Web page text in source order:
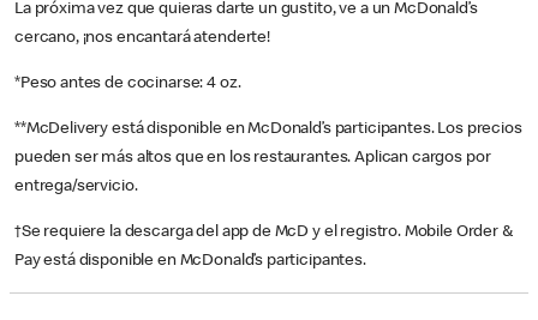
La próxima vez que quieras darte un gustito, ve a un McDonald’s
cercano, ¡nos encantará atenderte!
*Peso antes de cocinarse: 4 oz.
**McDelivery está disponible en McDonald’s participantes. Los precios
pueden ser más altos que en los restaurantes. Aplican cargos por
entrega/servicio.
†Se requiere la descarga del app de McD y el registro. Mobile Order &
Pay está disponible en McDonald’s participantes.